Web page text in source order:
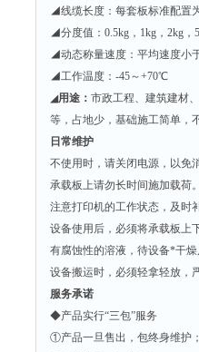
◢线缆长度：每套板标准配置
◢分度值：0.5kg，1kg，2kg，
◢动态称量速度：平均速度小
◢工作温度：-45～+70℃
◢用途： 市政工程、建筑建材
等，占地少，基础施工简单，
日常维护
不使用时，请关闭电源，以免
承载板上请勿长时间施加载荷
注意打印机的工作状态，及时
设备使用后，必须将承载
有腐蚀性的溶液，待设备*干
设备搬运时，必须轻拿轻放，
服务承诺
◆产品实行“三包”服务
①产品一旦售出，包终身维护